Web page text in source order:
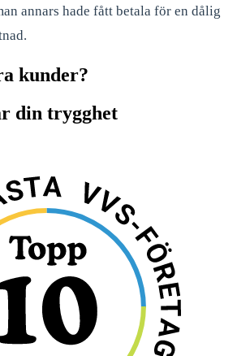
annars hade fått betala för en dålig
kunder?
din trygghet